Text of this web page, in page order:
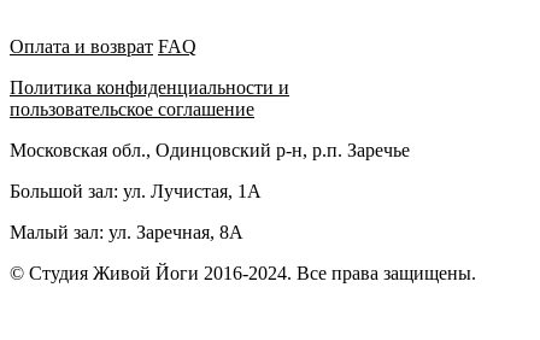
Оплата и возврат FAQ
Политика конфиденциальности и
пользовательское соглашение
Московская обл., Одинцовский р-н, р.п. Заречье
Большой зал: ул. Лучистая, 1А
Малый зал: ул. Заречная, 8А
© Студия Живой Йоги 2016-2024. Все права защищены.